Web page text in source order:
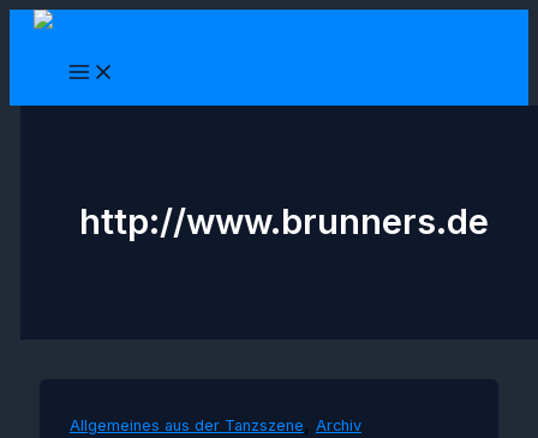
Zum
http://www.brunners.de
Allgemeines aus der Tanzszene , Archiv